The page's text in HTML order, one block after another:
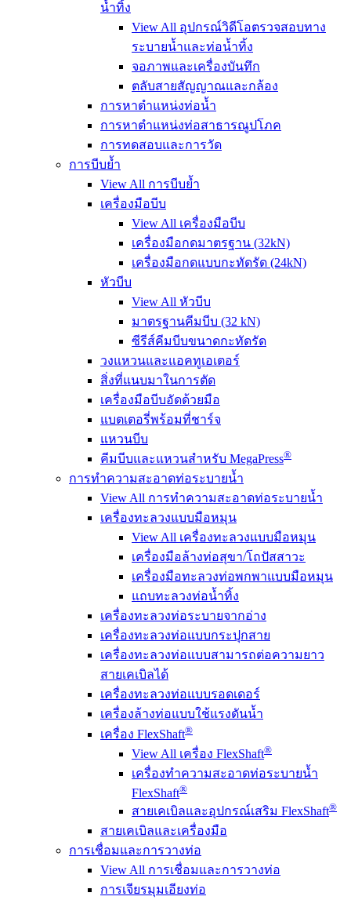
น้ำทิ้ง
View All อุปกรณ์วิดีโอตรวจสอบทาง
ระบายน้ำและท่อน้ำทิ้ง
จอภาพและเครื่องบันทึก
ตลับสายสัญญาณและกล้อง
การหาตำแหน่งท่อน้ำ
การหาตำแหน่งท่อสาธารณูปโภค
การทดสอบและการวัด
การบีบย้ำ
View All การบีบย้ำ
เครื่องมือบีบ
View All เครื่องมือบีบ
เครื่องมือกดมาตรฐาน (32kN)
เครื่องมือกดแบบกะทัดรัด (24kN)
หัวบีบ
View All หัวบีบ
มาตรฐานคีมบีบ (32 kN)
ซีรีส์คีมบีบขนาดกะทัดรัด
วงแหวนและแอคทูเอเตอร์
สิ่งที่แนบมาในการตัด
เครื่องมือบีบอัดด้วยมือ
แบตเตอรี่พร้อมที่ชาร์จ
แหวนบีบ
คีมบีบและแหวนสำหรับ MegaPress®
การทำความสะอาดท่อระบายน้ำ
View All การทำความสะอาดท่อระบายน้ำ
เครื่องทะลวงแบบมือหมุน
View All เครื่องทะลวงแบบมือหมุน
เครื่องมือล้างท่อสุขา/โถปัสสาวะ
เครื่องมือทะลวงท่อพกพาแบบมือหมุน
แถบทะลวงท่อน้ำทิ้ง
เครื่องทะลวงท่อระบายจากอ่าง
เครื่องทะลวงท่อแบบกระปุกสาย
เครื่องทะลวงท่อแบบสามารถต่อความยาว
สายเคเบิลได้
เครื่องทะลวงท่อแบบรอดเดอร์
เครื่องล้างท่อแบบใช้แรงดันน้ำ
เครื่อง FlexShaft®
View All เครื่อง FlexShaft®
เครื่องทำความสะอาดท่อระบายน้ำ
FlexShaft®
สายเคเบิลและอุปกรณ์เสริม FlexShaft®
สายเคเบิลและเครื่องมือ
การเชื่อมและการวางท่อ
View All การเชื่อมและการวางท่อ
การเจียรมุมเอียงท่อ